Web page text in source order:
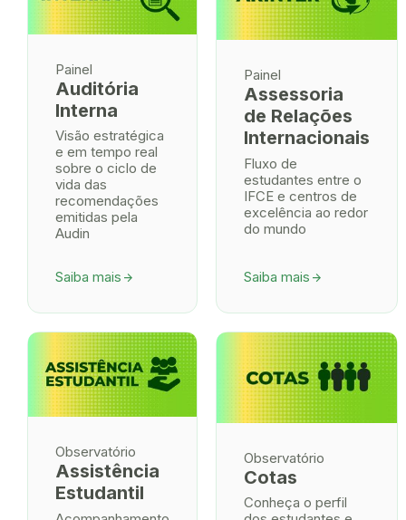
Painel
Auditória
Interna
Visão estratégica
e em tempo real
sobre o ciclo de
vida das
recomendações
emitidas pela
Audin
Saiba mais arrow_forward
Painel
Assessoria
de Relações
Internacionais
Fluxo de
estudantes entre o
IFCE e centros de
excelência ao redor
do mundo
Saiba mais arrow_forward
Observatório
Assistência
Estudantil
Observatório
Cotas
Conheça o perfil